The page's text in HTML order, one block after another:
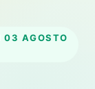
03 AGOSTO